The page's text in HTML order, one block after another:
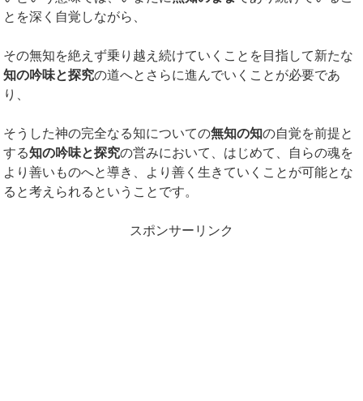
とを深く自覚しながら、
その無知を絶えず乗り越え続けていくことを目指して新たな
知の吟味と探究の道へとさらに進んでいくことが必要であ
り、
そうした神の完全なる知についての無知の知の自覚を前提と
する知の吟味と探究の営みにおいて、はじめて、自らの魂を
より善いものへと導き、より善く生きていくことが可能とな
ると考えられるということです。
スポンサーリンク